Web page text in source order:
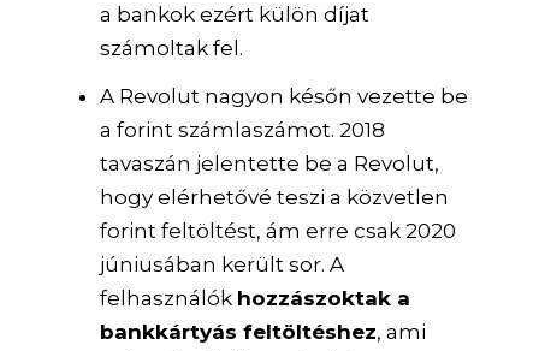
a bankok ezért külön díjat
számoltak fel.
A Revolut nagyon későn vezette be
a forint számlaszámot. 2018
tavaszán jelentette be a Revolut,
hogy elérhetővé teszi a közvetlen
forint feltöltést, ám erre csak 2020
júniusában került sor. A
felhasználók hozzászoktak a
bankkártyás feltöltéshez, ami